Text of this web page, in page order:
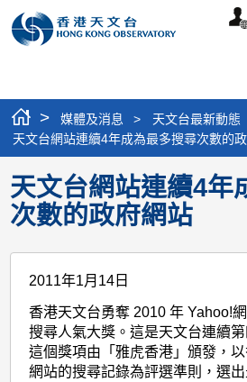
個
> 媒體及消息 > 天文台最新動態
天文台網站連續4年成為最多搜尋次數的
天文台網站連續4年
次數的政府網站
2011年1月14日
香港天文台勇奪 2010 年 Yahoo!
搜尋人氣大獎。這是天文台連續
這個獎項由「雅虎香港」頒發，
網站的搜尋記錄為評選準則，選